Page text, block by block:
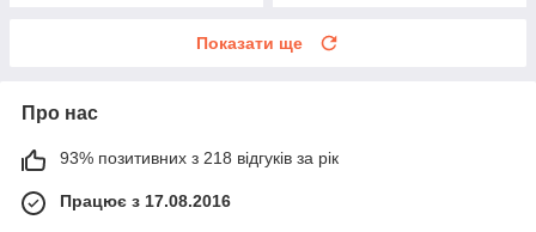
Показати ще
Про нас
93% позитивних з 218 відгуків за рік
Працює з 17.08.2016